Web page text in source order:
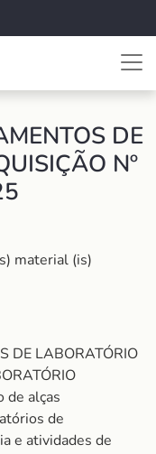
DE
Nº
material (is)
DE LABORATÓRIO
de alças
de
e atividades de